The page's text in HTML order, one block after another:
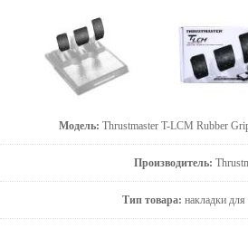
Модель: Thrustmaster T-LCM Rubber
Производитель:
Тип товара: накладки для